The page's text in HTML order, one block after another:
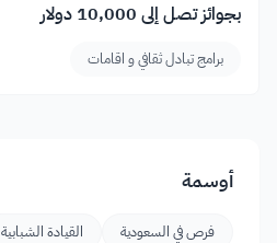
بجوائز تصل إلى 10,000 دولار
برامج تبادل ثقافي و اقامات
أوسمة
فرص في السعودية القيادة الشبابية